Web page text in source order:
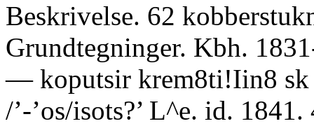
Beskrivelse. 62
Grundtegninger. Kbh.
— koputsir krem8ti!Iin8 sk
/’-’os/isots?’ L^e. id. 1841.